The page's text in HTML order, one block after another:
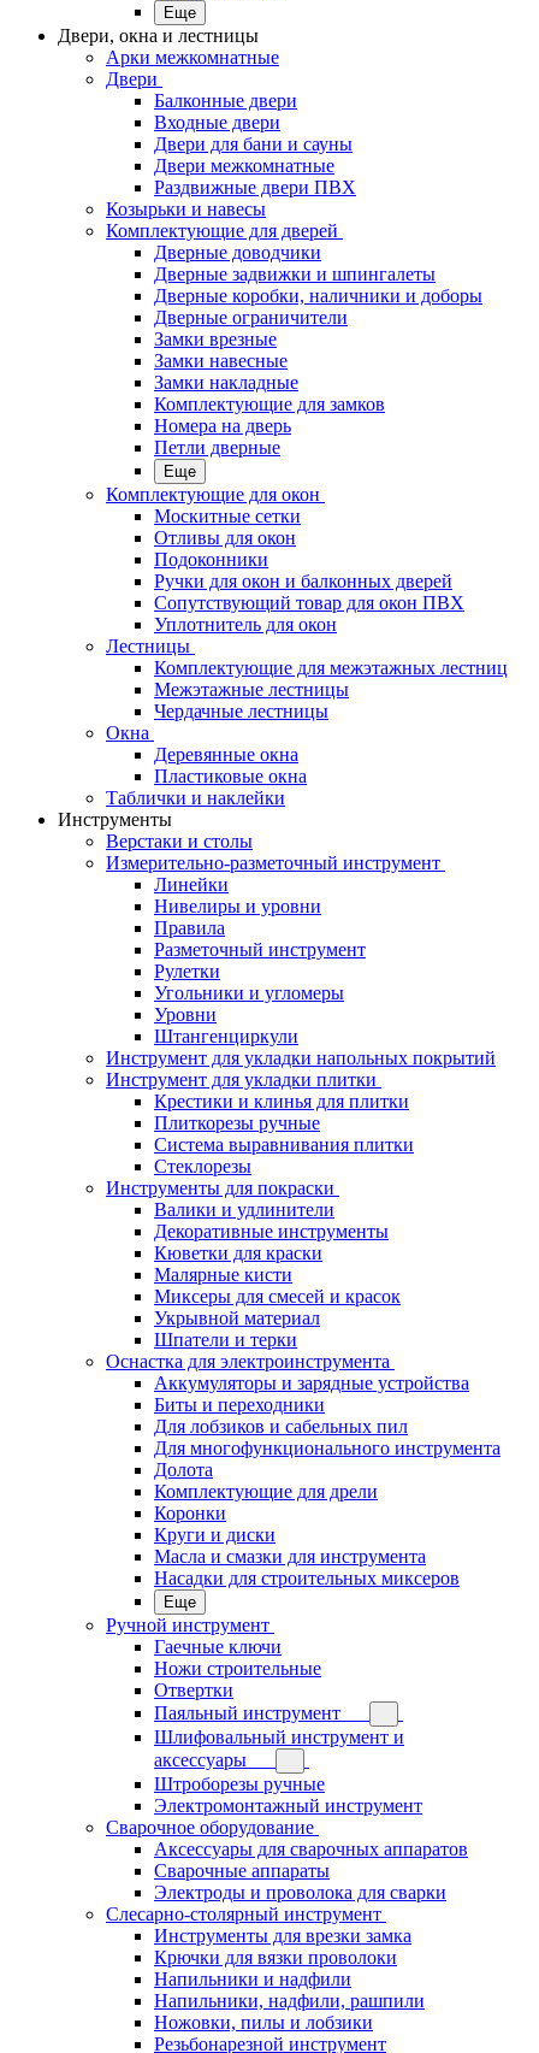
Еще
Двери, окна и лестницы
Арки межкомнатные
Двери
Балконные двери
Входные двери
Двери для бани и сауны
Двери межкомнатные
Раздвижные двери ПВХ
Козырьки и навесы
Комплектующие для дверей
Дверные доводчики
Дверные задвижки и шпингалеты
Дверные коробки, наличники и доборы
Дверные ограничители
Замки врезные
Замки навесные
Замки накладные
Комплектующие для замков
Номера на дверь
Петли дверные
Еще
Комплектующие для окон
Москитные сетки
Отливы для окон
Подоконники
Ручки для окон и балконных дверей
Сопутствующий товар для окон ПВХ
Уплотнитель для окон
Лестницы
Комплектующие для межэтажных лестниц
Межэтажные лестницы
Чердачные лестницы
Окна
Деревянные окна
Пластиковые окна
Таблички и наклейки
Инструменты
Верстаки и столы
Измерительно-разметочный инструмент
Линейки
Нивелиры и уровни
Правила
Разметочный инструмент
Рулетки
Угольники и угломеры
Уровни
Штангенциркули
Инструмент для укладки напольных покрытий
Инструмент для укладки плитки
Крестики и клинья для плитки
Плиткорезы ручные
Система выравнивания плитки
Стеклорезы
Инструменты для покраски
Валики и удлинители
Декоративные инструменты
Кюветки для краски
Малярные кисти
Миксеры для смесей и красок
Укрывной материал
Шпатели и терки
Оснастка для электроинструмента
Аккумуляторы и зарядные устройства
Биты и переходники
Для лобзиков и сабельных пил
Для многофункционального инструмента
Долота
Комплектующие для дрели
Коронки
Круги и диски
Масла и смазки для инструмента
Насадки для строительных миксеров
Еще
Ручной инструмент
Гаечные ключи
Ножи строительные
Отвертки
Паяльный инструмент
Шлифовальный инструмент и
аксессуары
Штроборезы ручные
Электромонтажный инструмент
Сварочное оборудование
Аксессуары для сварочных аппаратов
Сварочные аппараты
Электроды и проволока для сварки
Слесарно-столярный инструмент
Инструменты для врезки замка
Крючки для вязки проволоки
Напильники и надфили
Напильники, надфили, рашпили
Ножовки, пилы и лобзики
Резьбонарезной инструмент